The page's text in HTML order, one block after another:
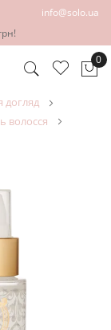
info@solo.ua
0
догляд
волосся